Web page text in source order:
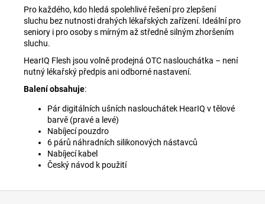
Pro každého, kdo hledá spolehlivé řešení pro zlepšení
sluchu bez nutnosti drahých lékařských zařízení. Ideální pro
seniory i pro osoby s mírným až středně silným zhoršením
sluchu.
HearIQ Flesh jsou volně prodejná OTC naslouchátka – není
nutný lékařský předpis ani odborné nastavení.
Balení obsahuje:
Pár digitálních ušních naslouchátek HearIQ v tělové
barvě (pravé a levé)
Nabíjecí pouzdro
6 párů náhradních silikonových nástavců
Nabíjecí kabel
Český návod k použití